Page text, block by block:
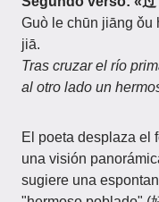
Guò le chūn jiāng ǒu
jiā.
Tras cruzar el río
al otro lado un
El poeta desplaza el
una visión
sugiere una